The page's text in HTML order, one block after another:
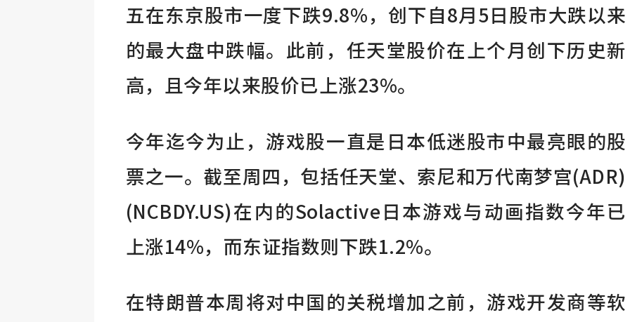
五在东京股市一度下跌9.8%，创下自8月5日股市大跌以来
的最大盘中跌幅。此前，任天堂股价在上个月创下历史新
高，且今年以来股价已上涨23%。
今年迄今为止，游戏股一直是日本低迷股市中最亮眼的股
票之一。截至周四，包括任天堂、索尼和万代南梦宫(ADR)
(NCBDY.US)在内的Solactive日本游戏与动画指数今年已
上涨14%，而东证指数则下跌1.2%。
在特朗普本周将对中国的关税增加之前，游戏开发商等软